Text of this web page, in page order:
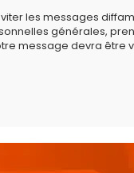
les messages
générales,
message devra être